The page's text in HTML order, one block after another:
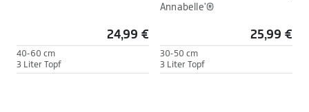
24,99 €
40-60 cm
3 Liter Topf
Annabelle'®
25,99 €
30-50 cm
3 Liter Topf